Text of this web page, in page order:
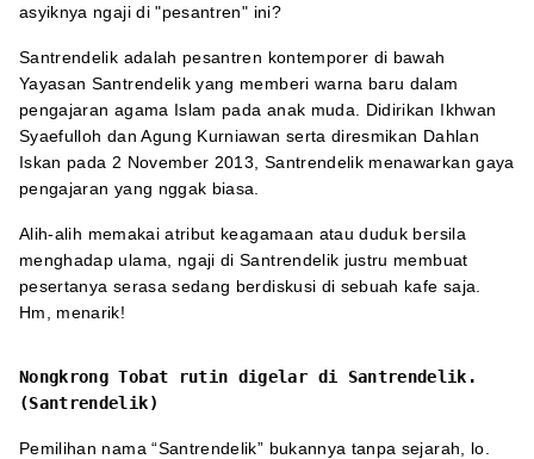
asyiknya ngaji di "pesantren" ini?
Santrendelik adalah pesantren kontemporer di bawah
Yayasan Santrendelik yang memberi warna baru dalam
pengajaran agama Islam pada anak muda. Didirikan Ikhwan
Syaefulloh dan Agung Kurniawan serta diresmikan Dahlan
Iskan pada 2 November 2013, Santrendelik menawarkan gaya
pengajaran yang nggak biasa.
Alih-alih memakai atribut keagamaan atau duduk bersila
menghadap ulama, ngaji di Santrendelik justru membuat
pesertanya serasa sedang berdiskusi di sebuah kafe saja.
Hm, menarik!
Nongkrong Tobat rutin digelar di Santrendelik.
(Santrendelik)
Pemilihan nama “Santrendelik” bukannya tanpa sejarah, lo.